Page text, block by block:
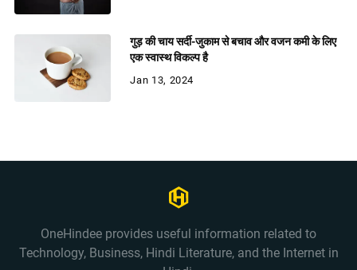
गुड़ की चाय सर्दी-जुकाम से बचाव और वजन कमी के लिए
एक स्वास्थ विकल्प है
Jan 13, 2024
OneHindee provides useful information related to
Technology, Business, Hindi Literature, and the Internet in